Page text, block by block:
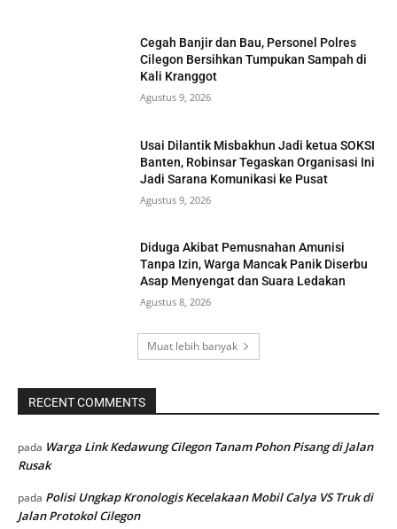
Cegah Banjir dan Bau, Personel Polres
Cilegon Bersihkan Tumpukan Sampah di
Kali Kranggot
Agustus 9, 2026
Usai Dilantik Misbakhun Jadi ketua SOKSI
Banten, Robinsar Tegaskan Organisasi Ini
Jadi Sarana Komunikasi ke Pusat
Agustus 9, 2026
Diduga Akibat Pemusnahan Amunisi
Tanpa Izin, Warga Mancak Panik Diserbu
Asap Menyengat dan Suara Ledakan
Agustus 8, 2026
Muat lebih banyak
RECENT COMMENTS
pada Warga Link Kedawung Cilegon Tanam Pohon Pisang di Jalan
Rusak
pada Polisi Ungkap Kronologis Kecelakaan Mobil Calya VS Truk di
Jalan Protokol Cilegon